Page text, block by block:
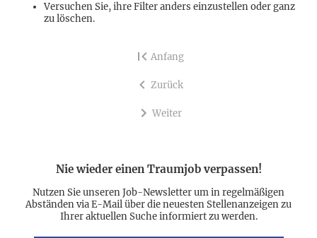
Versuchen Sie, ihre Filter anders einzustellen oder ganz
zu löschen.
Anfang
Zurück
Weiter
Nie wieder einen Traumjob verpassen!
Nutzen Sie unseren Job-Newsletter um in regelmäßigen
Abständen via E-Mail über die neuesten Stellenanzeigen zu
Ihrer aktuellen Suche informiert zu werden.